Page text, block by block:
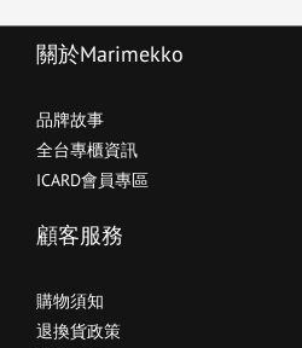
關於Marimekko
品牌故事
全台專櫃資訊
ICARD會員專區
顧客服務
購物須知
退換貨政策